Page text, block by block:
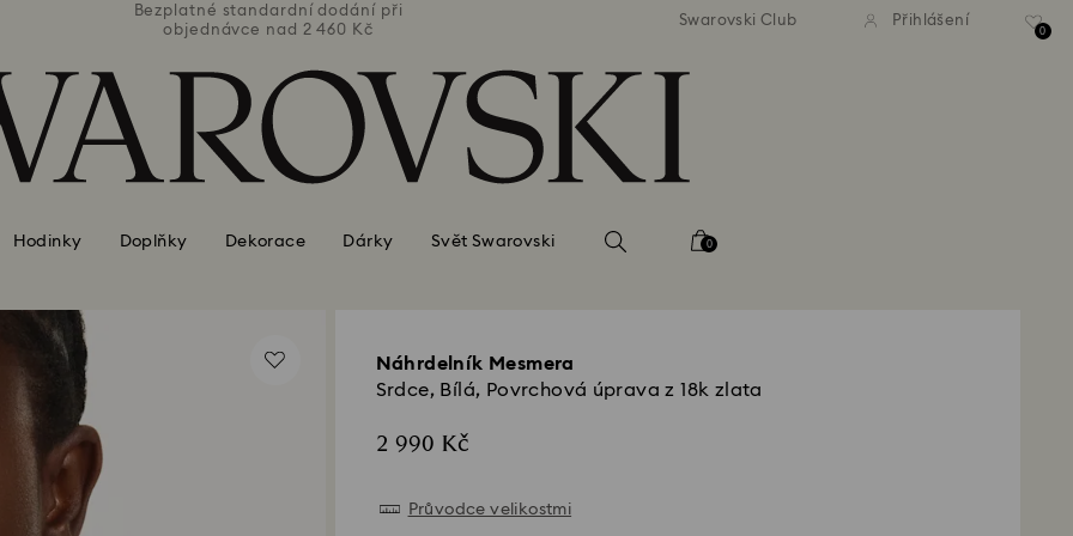
Bezplatné standardní dodání při
objednávce nad 2 460 Kč
Bezplatné standardní dodání při
objednávce nad 2 460 Kč
Bezplatné standardní
objednávce nad 2 460
Swarovski Club Přihlášení
0
Hodinky Doplňky Dekorace Dárky Svět Swarovski 0
Náhrdelník Mesmera
Srdce, Bílá, Povrchová úprava z 18k zlata
2 990 Kč
Průvodce velikostmi